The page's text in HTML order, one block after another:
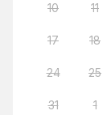
10 11
17 18
24 25
31 1